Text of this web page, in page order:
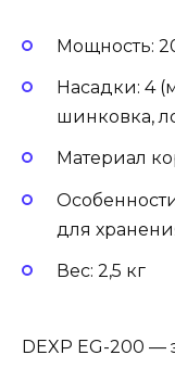
Мощность:
Насадки: 4
шинковка,
Материал
для
Вес: 2,5 кг
DEXP EG-200 —